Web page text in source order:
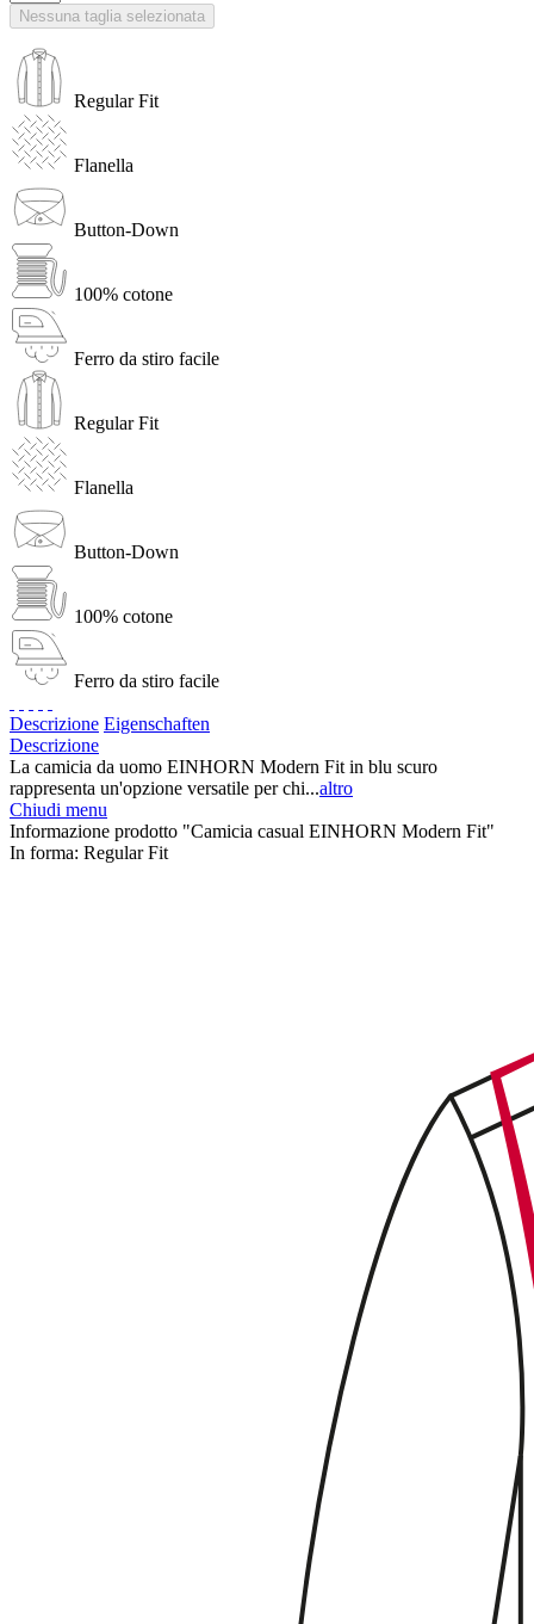
Nessuna taglia selezionata
Regular Fit
Flanella
Button-Down
100% cotone
Ferro da stiro facile
Regular Fit
Flanella
Button-Down
100% cotone
Ferro da stiro facile
Descrizione Eigenschaften
Descrizione
La camicia da uomo EINHORN Modern Fit in blu scuro
rappresenta un'opzione versatile per chi...altro
Chiudi menu
Informazione prodotto "Camicia casual EINHORN Modern Fit"
In forma: Regular Fit